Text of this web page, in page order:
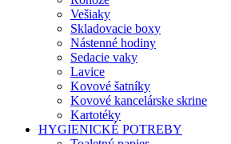
Vešiaky
Skladovacie boxy
Nástenné hodiny
Sedacie vaky
Lavice
Kovové šatníky
Kovové kancelárske skrine
Kartotéky
HYGIENICKÉ POTREBY